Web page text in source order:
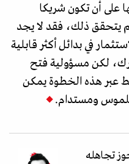
على أن تكون شريكا
يتحقق ذلك، فقد لا يجد
في بدائل أكثر قابلية
لكن مسؤولية فتح
عبر هذه الخطوة يمكن
ومستدام.
تجاهله